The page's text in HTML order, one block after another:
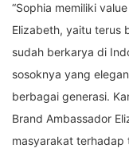
“Sophia memiliki
Elizabeth, yaitu terus
sudah berkarya di
sosoknya yang
berbagai generasi.
Brand Ambassador
masyarakat terhadap